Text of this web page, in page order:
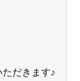
だきます♪